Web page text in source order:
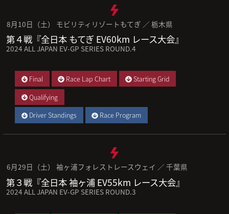
8月10日（土） モビリティリゾートもてぎ ／ 栃木県
第４戦『全日本 もてぎ EV60km レース大会』
2024 ALL JAPAN EV-GP SERIES ROUND.4
Final Race Lap Chart
Starting Grid
Qualifying
Driver Standings
Race Program
6月29日（土） 袖ヶ浦フォレストレースウェイ ／ 千葉県
第３戦『全日本 袖ヶ浦 EV55km レース大会』
2024 ALL JAPAN EV-GP SERIES ROUND.3